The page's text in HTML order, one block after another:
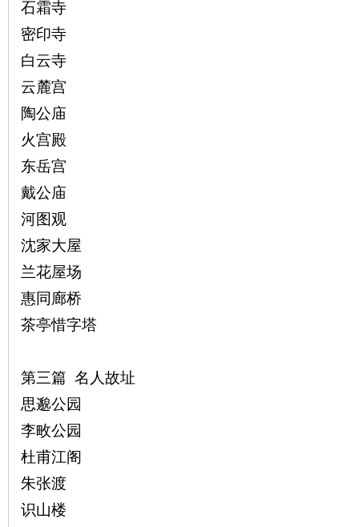
石霜寺
密印寺
白云寺
云麓宫
陶公庙
火宫殿
东岳宫
戴公庙
河图观
沈家大屋
兰花屋场
惠同廊桥
茶亭惜字塔
第三篇 名人故址
思邈公园
李畋公园
杜甫江阁
朱张渡
识山楼